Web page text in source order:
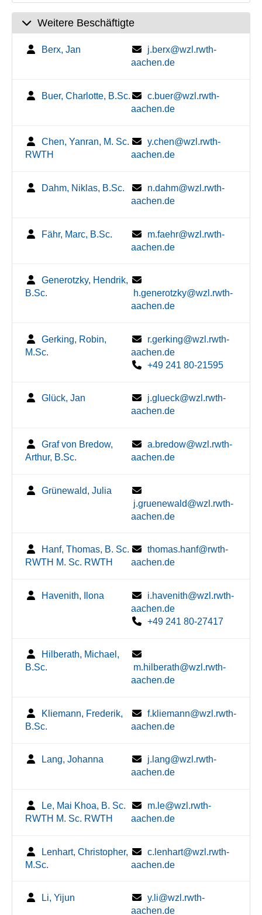
Weitere Beschäftigte
Berx, Jan
j.berx@wzl.rwth-
aachen.de
Buer, Charlotte, B.Sc.
c.buer@wzl.rwth-
aachen.de
Chen, Yanran, M. Sc.
RWTH
y.chen@wzl.rwth-
aachen.de
Dahm, Niklas, B.Sc.
n.dahm@wzl.rwth-
aachen.de
Fähr, Marc, B.Sc.
m.faehr@wzl.rwth-
aachen.de
Generotzky, Hendrik,
B.Sc.
h.generotzky@wzl.rwth-
aachen.de
Gerking, Robin,
M.Sc.
r.gerking@wzl.rwth-
aachen.de
+49 241 80-21595
Glück, Jan
j.glueck@wzl.rwth-
aachen.de
Graf von Bredow,
Arthur, B.Sc.
a.bredow@wzl.rwth-
aachen.de
Grünewald, Julia
j.gruenewald@wzl.rwth-
aachen.de
Hanf, Thomas, B. Sc.
RWTH M. Sc. RWTH
thomas.hanf@rwth-
aachen.de
Havenith, Ilona
i.havenith@wzl.rwth-
aachen.de
+49 241 80-27417
Hilberath, Michael,
B.Sc.
m.hilberath@wzl.rwth-
aachen.de
Kliemann, Frederik,
B.Sc.
f.kliemann@wzl.rwth-
aachen.de
Lang, Johanna
j.lang@wzl.rwth-
aachen.de
Le, Mai Khoa, B. Sc.
RWTH M. Sc. RWTH
m.le@wzl.rwth-
aachen.de
Lenhart, Christopher,
M.Sc.
c.lenhart@wzl.rwth-
aachen.de
Li, Yijun
y.li@wzl.rwth-
aachen.de